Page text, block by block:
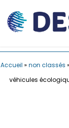
Accueil » non classés »
véhicules